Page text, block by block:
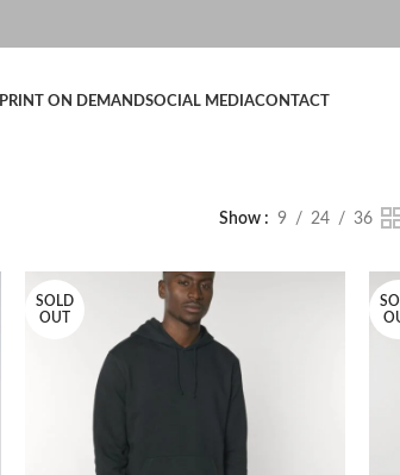
PRINT ON DEMANDSOCIAL MEDIACONTACT
Show 9 24 36
SOLD
OUT